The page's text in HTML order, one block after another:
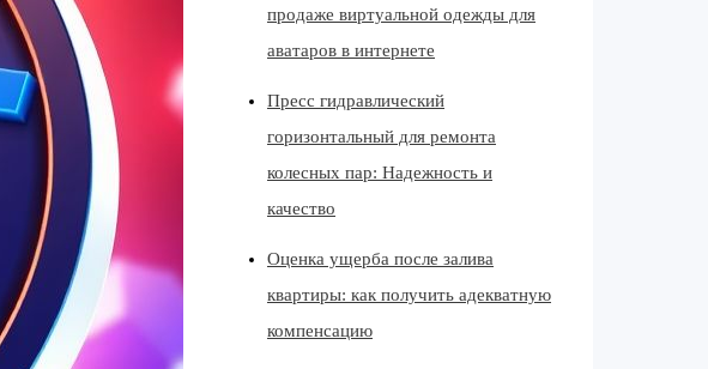
продаже виртуальной одежды для
аватаров в интернете
Пресс гидравлический
горизонтальный для ремонта
колесных пар: Надежность и
качество
Оценка ущерба после залива
квартиры: как получить адекватную
компенсацию